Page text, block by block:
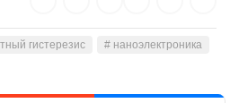
гистерезис
# наноэлектроника